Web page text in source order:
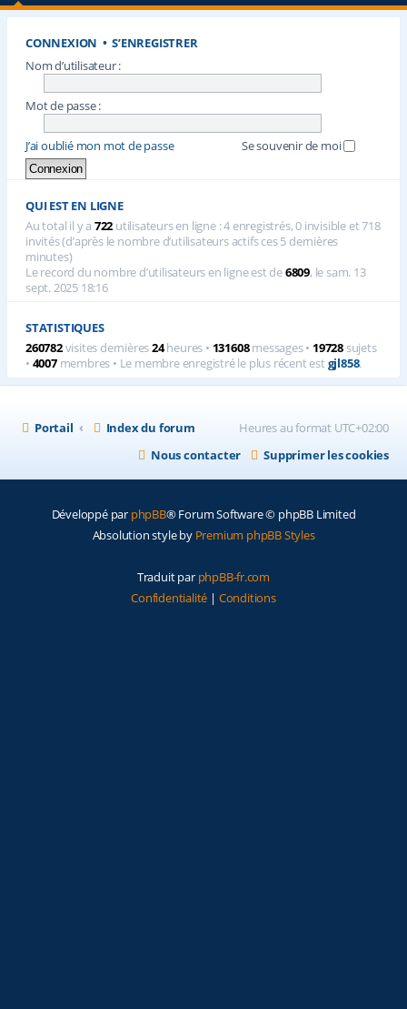
CONNEXION •S’ENREGISTRER
Nom d’utilisateur :
Mot de passe :
J’ai oublié mon mot de passe Se souvenir de moi
QUI EST EN LIGNE
Au total il y a 722 utilisateurs en ligne : 4 enregistrés, 0 invisible et 718
invités (d’après le nombre d’utilisateurs actifs ces 5 dernières
minutes)
Le record du nombre d’utilisateurs en ligne est de6809, le sam. 13
sept. 2025 18:16
STATISTIQUES
260782visites dernières24heures • 131608messages • 19728 sujets
• 4007membres • Le membre enregistré le plus récent estgjl858.
Portail Index du forum Heures au format UTC+02:00
Supprimer les cookies
Nous contacter
Développé par phpBB® Forum Software © phpBB Limited
Absolution style by Premium phpBB Styles
Traduit par phpBB-fr.com
Confidentialité | Conditions